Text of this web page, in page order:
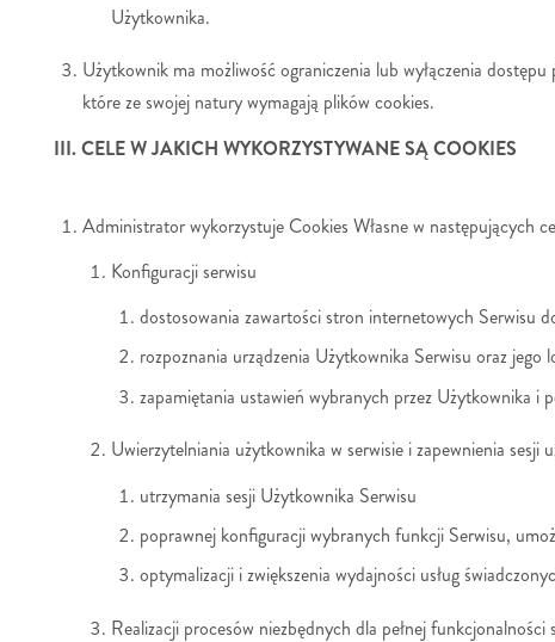
Użytkownika.
Użytkownik ma możliwość ograniczenia lub wyłączenia
które ze swojej natury wymagają plików cookies.
III. CELE W JAKICH WYKORZYSTYWANE SĄ COOKIES
Administrator wykorzystuje Cookies Własne w następujących
Konfiguracji serwisu
dostosowania zawartości stron internetowych Serwisu
rozpoznania urządzenia Użytkownika Serwisu oraz
zapamiętania ustawień wybranych przez Użytkownika i
Uwierzytelniania użytkownika w serwisie i zapewnienia sesji
utrzymania sesji Użytkownika Serwisu
poprawnej konfiguracji wybranych funkcji Serwisu,
optymalizacji i zwiększenia wydajności usług
Realizacji procesów niezbędnych dla pełnej